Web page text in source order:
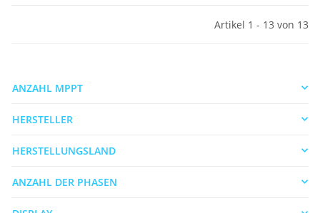
Artikel 1 - 13 von 13
ANZAHL MPPT
HERSTELLER
HERSTELLUNGSLAND
ANZAHL DER PHASEN